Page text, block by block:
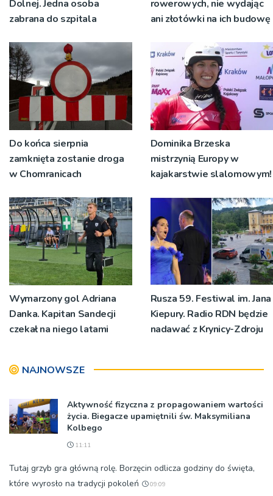
Dolnej. Jedna osoba
zabrana do szpitala
rowerowych, nie wydając
ani złotówki na ich budowę
Do końca sierpnia
zamknięta zostanie droga
w Chomranicach
Dominika Brzeska
mistrzynią Europy w
kajakarstwie slalomowym!
Wymarzony gol Adriana
Danka. Kapitan Sandecji
czekał na niego latami
Rusza 59. Festiwal im. Jana
Kiepury. Radio RDN będzie
nadawać z Krynicy-Zdroju
NAJNOWSZE
Aktywność fizyczna z propagowaniem wartości
życia. Biegacze upamiętnili św. Maksymiliana
Kolbego
11:11
Tutaj grzyb gra główną rolę. Borzęcin odlicza godziny do święta,
które wyrosło na tradycji pokoleń
09:09